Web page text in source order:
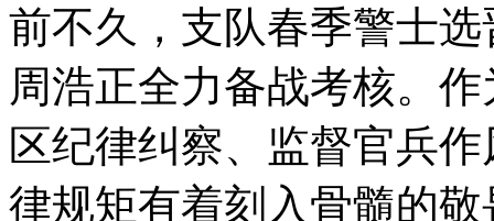
前不久，支队春季警士
周浩正全力备战考核。
区纪律纠察、监督官兵
律规矩有着刻入骨髓的